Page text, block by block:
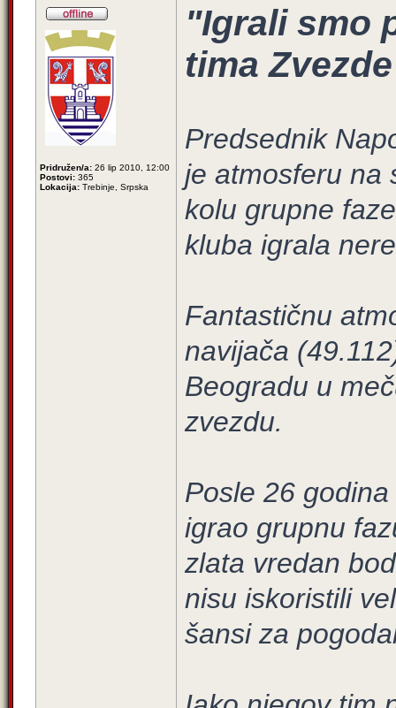
Pridružen/a: 26 lip 2010, 12:00
Postovi: 365
Lokacija: Trebinje, Srpska
"Igrali smo
tima
Predsednik
je atmosferu na
kolu grupne
kluba igrala
Fantastičnu
navijača
Beogradu u
zvezdu.
Posle 26
igrao grupnu
zlata vredan
nisu iskoristili
šansi za